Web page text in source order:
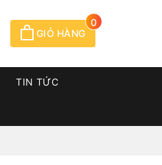
GIỎ HÀNG
0
TIN TỨC